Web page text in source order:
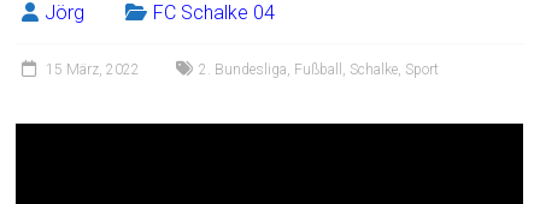
Jörg FC Schalke 04
15 März, 2022 2. Bundesliga, Fußball , Schalke, Sport